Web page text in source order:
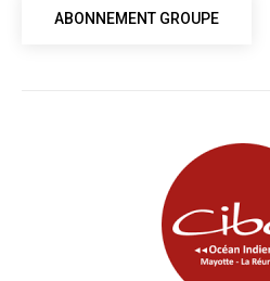
ABONNEMENT GROUPE